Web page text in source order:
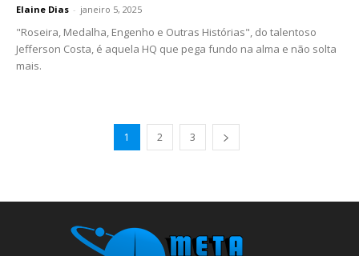
Elaine Dias - janeiro 5, 2025
"Roseira, Medalha, Engenho e Outras Histórias", do talentoso
Jefferson Costa, é aquela HQ que pega fundo na alma e não solta
mais.
1 2 3